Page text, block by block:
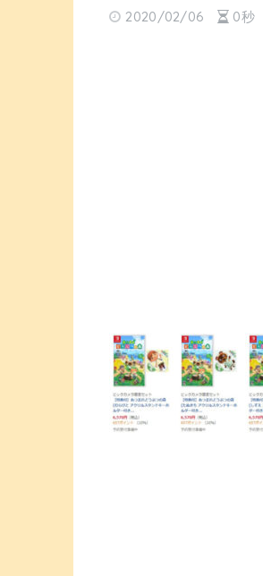
2020/02/06 0秒